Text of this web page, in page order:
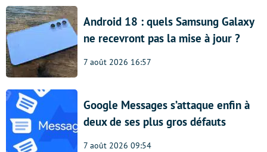
Android 18 : quels Samsung Galaxy
ne recevront pas la mise à jour ?
7 août 2026 16:57
Google Messages s’attaque enfin à
deux de ses plus gros défauts
7 août 2026 09:54